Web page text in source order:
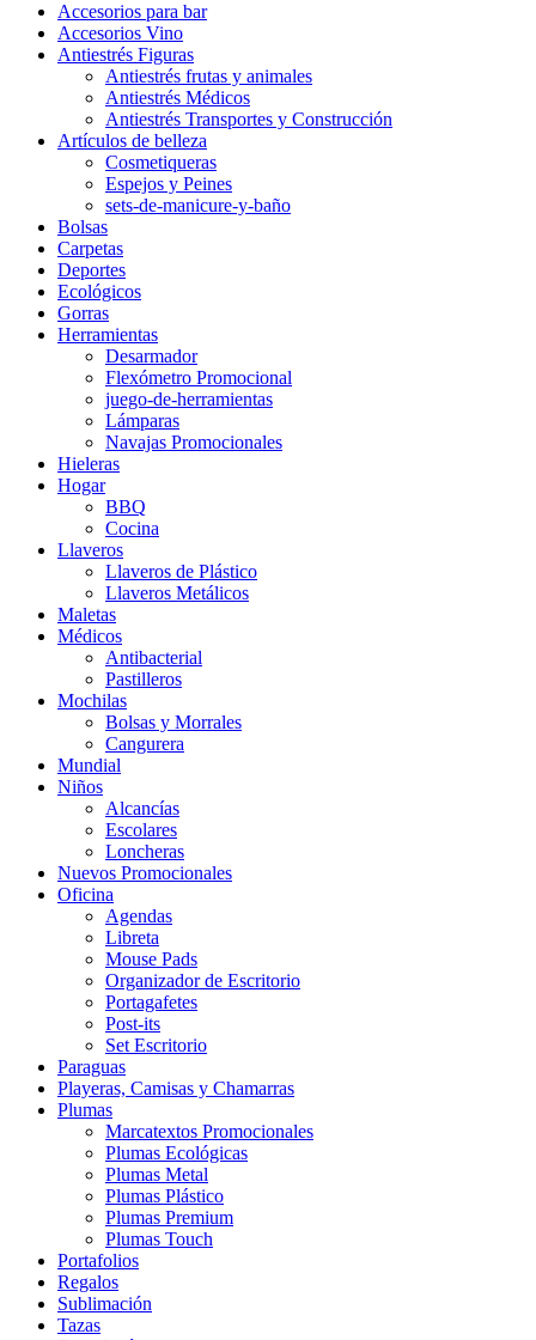
Accesorios para bar
Accesorios Vino
Antiestrés Figuras
Antiestrés frutas y animales
Antiestrés Médicos
Antiestrés Transportes y Construcción
Artículos de belleza
Cosmetiqueras
Espejos y Peines
sets-de-manicure-y-baño
Bolsas
Carpetas
Deportes
Ecológicos
Gorras
Herramientas
Desarmador
Flexómetro Promocional
juego-de-herramientas
Lámparas
Navajas Promocionales
Hieleras
Hogar
BBQ
Cocina
Llaveros
Llaveros de Plástico
Llaveros Metálicos
Maletas
Médicos
Antibacterial
Pastilleros
Mochilas
Bolsas y Morrales
Cangurera
Mundial
Niños
Alcancías
Escolares
Loncheras
Nuevos Promocionales
Oficina
Agendas
Libreta
Mouse Pads
Organizador de Escritorio
Portagafetes
Post-its
Set Escritorio
Paraguas
Playeras, Camisas y Chamarras
Plumas
Marcatextos Promocionales
Plumas Ecológicas
Plumas Metal
Plumas Plástico
Plumas Premium
Plumas Touch
Portafolios
Regalos
Sublimación
Tazas